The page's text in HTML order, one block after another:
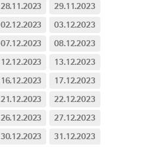
28.11.2023
29.11.2023
02.12.2023
03.12.2023
07.12.2023
08.12.2023
12.12.2023
13.12.2023
16.12.2023
17.12.2023
21.12.2023
22.12.2023
26.12.2023
27.12.2023
30.12.2023
31.12.2023